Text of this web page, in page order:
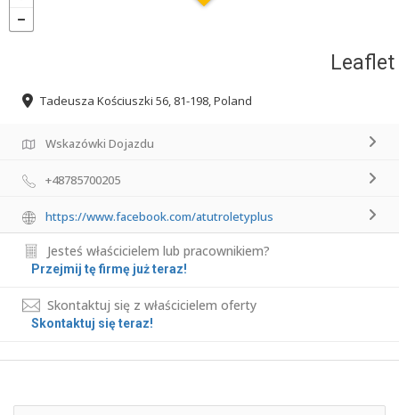
Leaflet
Tadeusza Kościuszki 56, 81-198, Poland
Wskazówki Dojazdu
+48785700205
https://www.facebook.com/atutroletyplus
Jesteś właścicielem lub pracownikiem?
Przejmij tę firmę już teraz!
Skontaktuj się z właścicielem oferty
Skontaktuj się teraz!